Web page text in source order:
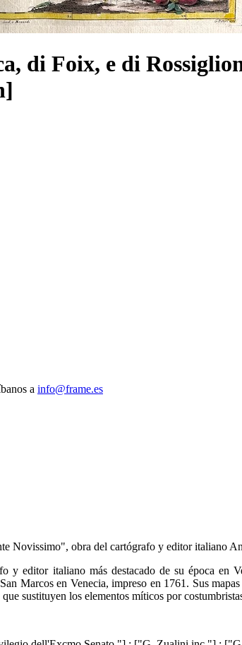
di Foix, e di
a info@frame.es
Novissimo", obra del cartógrafo y editor italiano
y editor italiano más destacado de su época
Marcos en Venecia, impreso en 1761. Sus
sustituyen los elementos míticos por